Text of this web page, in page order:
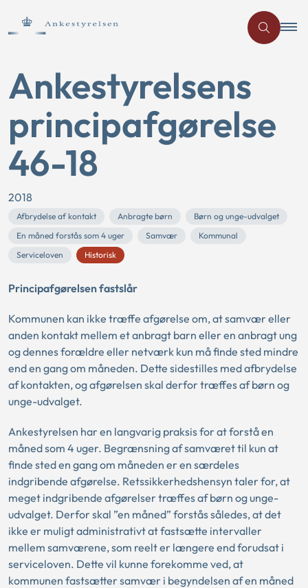
Ankestyrelsens
principafgørelse
46-18
2018
Afbrydelse af kontakt Anbragte børn
Børn og unge-udvalget
En måned forstås som 4 uger
Samvær
Kommunal
Serviceloven
Historisk
Principafgørelsen fastslår
Kommunen kan ikke træffe afgørelse om, at samvær eller
anden kontakt mellem et anbragt barn eller en anbragt ung
og dennes forældre eller netværk kun må finde sted mindre
end en gang om måneden. Dette sidestilles med afbrydelse
af kontakten, og afgørelsen skal derfor træffes af børn og
unge-udvalget.
Ankestyrelsen har en langvarig praksis for at forstå en
måned som 4 uger. Begrænsning af samværet til kun at
finde sted en gang om måneden er en særdeles
indgribende afgørelse. Retssikkerhedshensyn taler for, at
meget indgribende afgørelser træffes af børn og unge-
udvalget. Derfor skal ”en måned” forstås således, at det
ikke er muligt administrativt at fastsætte intervaller
mellem samværene, som reelt er længere end forudsat i
serviceloven. Dette vil kunne forekomme ved, at
kommunen fastsætter samvær i begyndelsen af en måned